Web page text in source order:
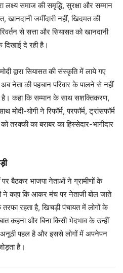
लक्ष्य समाज की समृद्धि, सुरक्षा और सम्मान
खानदानी जमींदारी नहीं, खिदमत की
से सत्ता और सियासत को खानदानी
दे रही है।
द्वारा सियासत की संस्कृति में लाये गए
नेता की पहचान परिवार के पालने से नहीं
कहा कि सम्मान के साथ सशक्तिकरण,
योगी ने रिफॉर्म, परफॉर्म, ट्रांसफॉर्म
का बराबर का हिस्सेदार-भागीदार
बैठकर भाजपा नेताओं ने ग्रामीणों के
ने कहा कि आकर मंच पर नेताजी बोल जाते
रहता है, खिचड़ी पंचायत में लोगों के
कहना और बिना किसी भेदभाव के उन्हीं
पहल है और इससे लोगों में अपनेपन
है।